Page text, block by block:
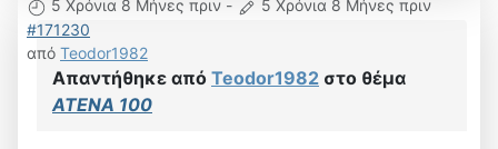
5 Χρόνια 8 Μήνες πριν -
5 Χρόνια 8 Μήνες πριν
#171230
από Teodor1982
Απαντήθηκε από Teodor1982 στο θέμα
ATENA 100